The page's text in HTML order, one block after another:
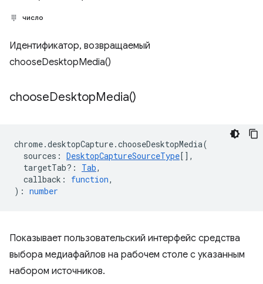
число
Идентификатор, возвращаемый
chooseDesktopMedia()
chooseDesktopMedia()
chrome.desktopCapture.chooseDesktopMedia(
sources : DesktopCaptureSourceType[],
targetTab? : Tab,
callback : function,
) : number
Показывает пользовательский интерфейс средства
выбора медиафайлов на рабочем столе с указанным
набором источников.